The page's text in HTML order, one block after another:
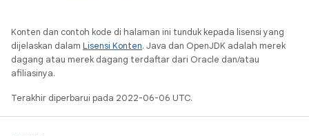
Konten dan contoh kode di halaman ini tunduk kepada lisensi yang
dijelaskan dalam Lisensi Konten. Java dan OpenJDK adalah merek
dagang atau merek dagang terdaftar dari Oracle dan/atau
afiliasinya.
Terakhir diperbarui pada 2022-06-06 UTC.